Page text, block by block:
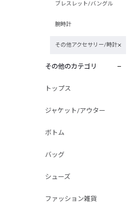
ブレスレット/バングル
腕時計
その他アクセサリー/時計
その他のカテゴリ
トップス
ジャケット/アウター
ボトム
バッグ
シューズ
ファッション雑貨